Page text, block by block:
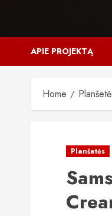
APIE PROJEKTĄ
Home
Planšetės